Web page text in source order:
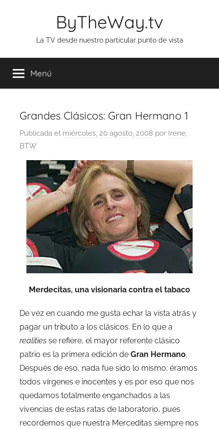
ByTheWay.tv
La TV desde nuestro particular punto de vista
Menú
Grandes Clásicos: Gran Hermano 1
Publicada el miércoles, 20 agosto, 2008 por Irene,
BTW
Merdecitas, una visionaria contra el tabaco
De vez en cuando me gusta echar la vista atrás y
pagar un tributo a los clásicos. En lo que a
realities se refiere, el mayor referente clásico
patrio es la primera edición de Gran Hermano.
Después de eso, nada fue sido lo mismo; éramos
todos vírgenes e inocentes y es por eso que nos
quedamos totalmente enganchados a las
vivencias de estas ratas de laboratorio, pues
recordemos que nuestra Merceditas siempre nos